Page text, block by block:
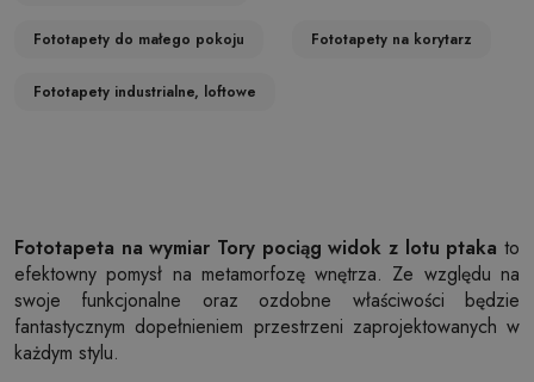
Fototapety do małego pokoju Fototapety na korytarz
Fototapety industrialne, loftowe
Fototapeta na wymiar Tory pociąg widok z lotu ptaka to
efektowny pomysł na metamorfozę wnętrza. Ze względu na
swoje funkcjonalne oraz ozdobne właściwości będzie
fantastycznym dopełnieniem przestrzeni zaprojektowanych w
każdym stylu.